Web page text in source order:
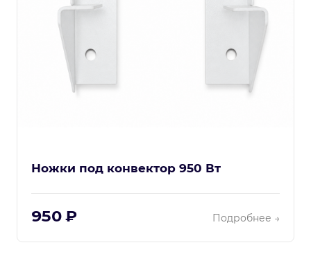
Ножки под конвектор 950 Вт
950 ₽ Подробнее →